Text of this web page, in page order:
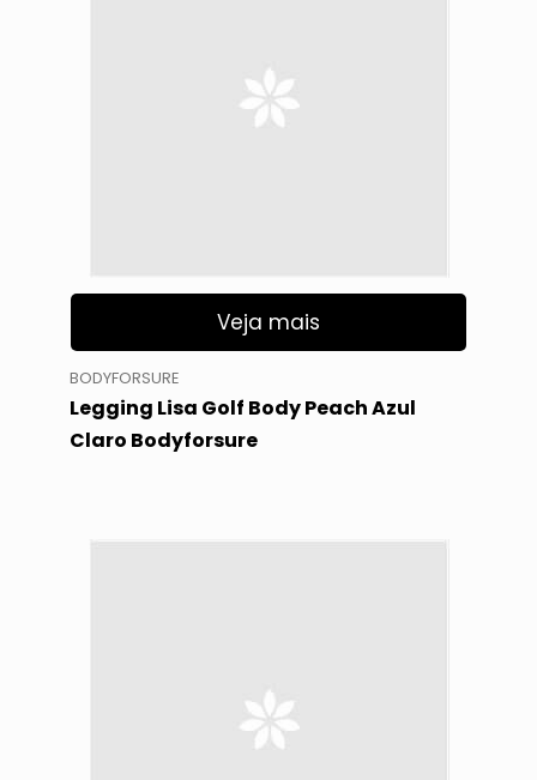
Veja mais
BODYFORSURE
Legging Lisa Golf Body Peach Azul
Claro Bodyforsure